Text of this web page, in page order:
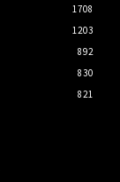
1708
1203
892
830
821